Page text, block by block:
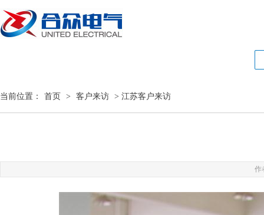
当前位置： 首页 > 客户来访 > 江苏客户来访
作